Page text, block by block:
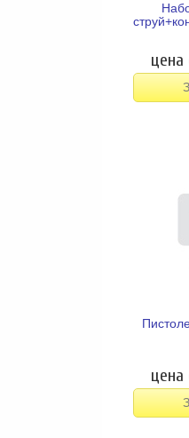
цена
цена